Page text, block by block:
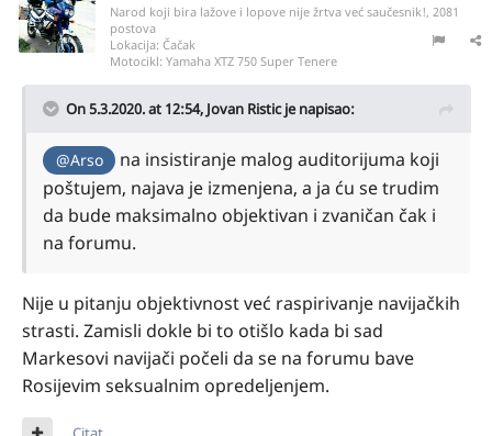
Narod koji bira lažove i lopove nije žrtva već saučesnik!, 2081
postova
Lokacija: Čačak
Motocikl: Yamaha XTZ 750 Super Tenere
On 5.3.2020. at 12:54, Jovan Risticje napisao:
@Arso
na insistiranje malog auditorijuma koji
poštujem, najava je izmenjena, a ja ću se trudim
da bude maksimalno objektivan i zvaničan čak i
na forumu.
Nije u pitanju objektivnost već raspirivanje navijačkih
strasti. Zamisli dokle bi to otišlo kada bi sad
Markesovi navijači počeli da se na forumu bave
Rosijevim seksualnim opredeljenjem.